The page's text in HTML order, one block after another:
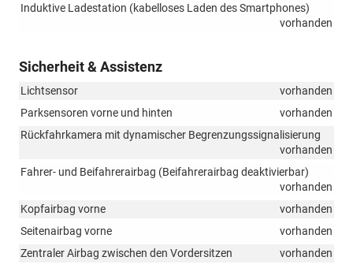
Induktive Ladestation (kabelloses Laden des Smartphones)
vorhanden
Sicherheit & Assistenz
Lichtsensor
vorhanden
Parksensoren vorne und hinten
vorhanden
Rückfahrkamera mit dynamischer Begrenzungssignalisierung
vorhanden
Fahrer- und Beifahrerairbag (Beifahrerairbag deaktivierbar)
vorhanden
Kopfairbag vorne
vorhanden
Seitenairbag vorne
vorhanden
Zentraler Airbag zwischen den Vordersitzen
vorhanden